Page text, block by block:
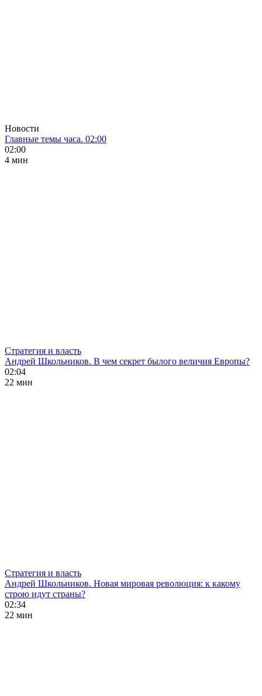
Новости
Главные темы часа. 02:00
02:00
4 мин
Стратегия и власть
Андрей Школьников. В чем секрет былого величия Европы?
02:04
22 мин
Стратегия и власть
Андрей Школьников. Новая мировая революция: к какому
строю идут страны?
02:34
22 мин